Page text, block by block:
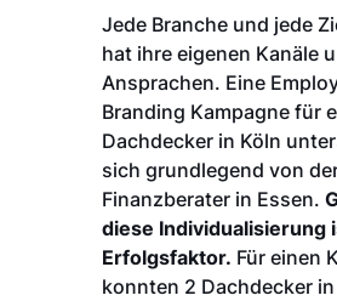
Jede Branche und jede
hat ihre eigenen Kanäle
Ansprachen. Eine
Branding Kampagne für
Dachdecker in Köln
sich grundlegend von
Finanzberater in Essen.
diese Individualisierung
Erfolgsfaktor. Für einen
konnten 2 Dachdecker